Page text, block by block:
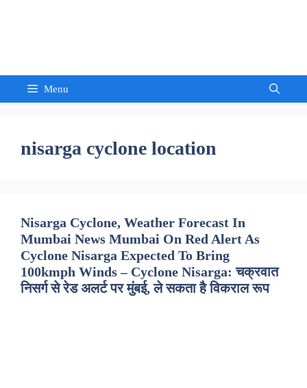
Menu
nisarga cyclone location
Nisarga Cyclone, Weather Forecast In
Mumbai News Mumbai On Red Alert As
Cyclone Nisarga Expected To Bring
100kmph Winds – Cyclone Nisarga: चक्रवात
निसर्ग से रेड अलर्ट पर मुंबई, ले सकता है विकराल रूप